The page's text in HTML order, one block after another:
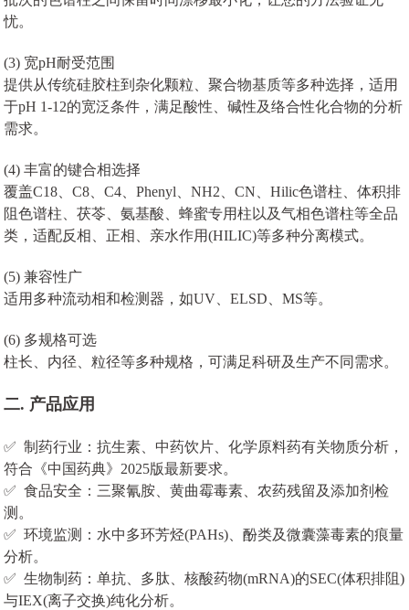
忧。
(3) 宽pH耐受范围
提供从传统硅胶柱到杂化颗粒、聚合物基质等多种选择，适用
于pH 1-12的宽泛条件，满足酸性、碱性及络合性化合物的分析
需求。
(4) 丰富的键合相选择
覆盖C18、C8、C4、Phenyl、NH2、CN、Hilic色谱柱、体积排
阻色谱柱、茯苓、氨基酸、蜂蜜专用柱以及气相色谱柱等全品
类，适配反相、正相、亲水作用(HILIC)等多种分离模式。
(5) 兼容性广
适用多种流动相和检测器，如UV、ELSD、MS等。
(6) 多规格可选
柱长、内径、粒径等多种规格，可满足科研及生产不同需求。
二. 产品应用
✅ 制药行业：抗生素、中药饮片、化学原料药有关物质分析，
符合《中国药典》2025版最新要求。
✅ 食品安全：三聚氰胺、黄曲霉毒素、农药残留及添加剂检
测。
✅ 环境监测：水中多环芳烃(PAHs)、酚类及微囊藻毒素的痕量
分析。
✅ 生物制药：单抗、多肽、核酸药物(mRNA)的SEC(体积排阻)
与IEX(离子交换)纯化分析。